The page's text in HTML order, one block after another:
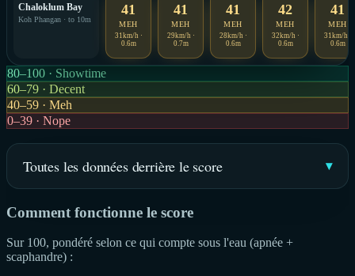
Chaloklum Bay
Koh Phangan · to 10m
41
MEH
31km/h ·
0.6m
41
MEH
29km/h ·
0.7m
41
MEH
28km/h ·
0.6m
42
MEH
32km/h ·
0.6m
41
MEH
31km/h ·
0.6m
80–100 · Showtime
60–79 · Decent
40–59 · Meh
0–39 · Nope
Toutes les données derrière le score
Comment fonctionne le score
Sur 100, pondéré selon ce qui compte sous l'eau (apnée +
scaphandre) :